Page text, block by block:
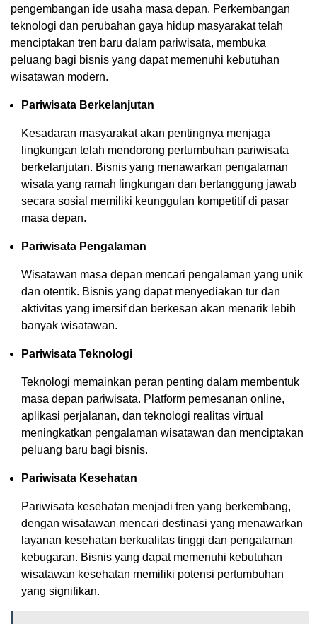
pengembangan ide usaha masa depan. Perkembangan
teknologi dan perubahan gaya hidup masyarakat telah
menciptakan tren baru dalam pariwisata, membuka
peluang bagi bisnis yang dapat memenuhi kebutuhan
wisatawan modern.
Pariwisata Berkelanjutan
Kesadaran masyarakat akan pentingnya menjaga
lingkungan telah mendorong pertumbuhan pariwisata
berkelanjutan. Bisnis yang menawarkan pengalaman
wisata yang ramah lingkungan dan bertanggung jawab
secara sosial memiliki keunggulan kompetitif di pasar
masa depan.
Pariwisata Pengalaman
Wisatawan masa depan mencari pengalaman yang unik
dan otentik. Bisnis yang dapat menyediakan tur dan
aktivitas yang imersif dan berkesan akan menarik lebih
banyak wisatawan.
Pariwisata Teknologi
Teknologi memainkan peran penting dalam membentuk
masa depan pariwisata. Platform pemesanan online,
aplikasi perjalanan, dan teknologi realitas virtual
meningkatkan pengalaman wisatawan dan menciptakan
peluang baru bagi bisnis.
Pariwisata Kesehatan
Pariwisata kesehatan menjadi tren yang berkembang,
dengan wisatawan mencari destinasi yang menawarkan
layanan kesehatan berkualitas tinggi dan pengalaman
kebugaran. Bisnis yang dapat memenuhi kebutuhan
wisatawan kesehatan memiliki potensi pertumbuhan
yang signifikan.